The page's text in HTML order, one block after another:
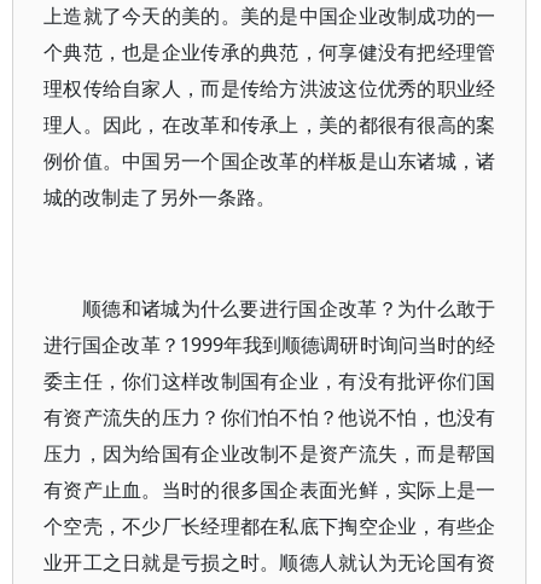
上造就了今天的美的。美的是中国企业改制成功的一
个典范，也是企业传承的典范，何享健没有把经理管
理权传给自家人，而是传给方洪波这位优秀的职业经
理人。因此，在改革和传承上，美的都很有很高的案
例价值。中国另一个国企改革的样板是山东诸城，诸
城的改制走了另外一条路。
顺德和诸城为什么要进行国企改革？为什么敢于
进行国企改革？1999年我到顺德调研时询问当时的经
委主任，你们这样改制国有企业，有没有批评你们国
有资产流失的压力？你们怕不怕？他说不怕，也没有
压力，因为给国有企业改制不是资产流失，而是帮国
有资产止血。当时的很多国企表面光鲜，实际上是一
个空壳，不少厂长经理都在私底下掏空企业，有些企
业开工之日就是亏损之时。顺德人就认为无论国有资